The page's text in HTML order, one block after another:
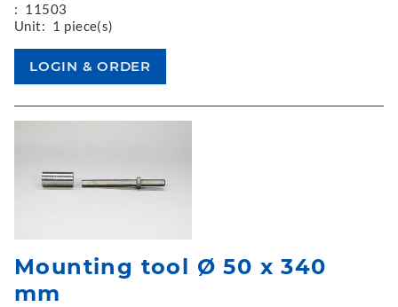
: 11503
Unit: 1 piece(s)
Mounting tool Ø 50 x 340
mm